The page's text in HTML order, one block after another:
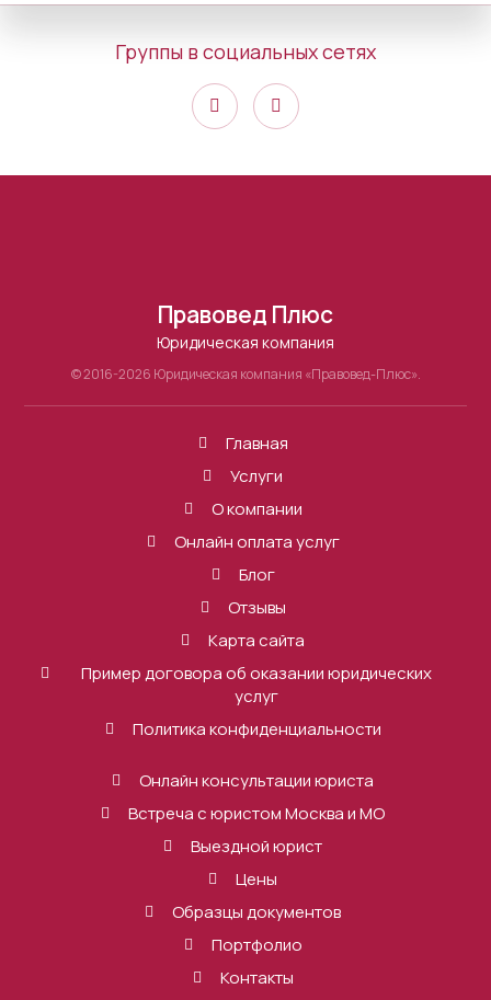
Группы в социальных сетях
Правовед Плюс
Юридическая компания
© 2016-2026 Юридическая компания «Правовед-Плюс».
Главная
Услуги
О компании
Онлайн оплата услуг
Блог
Отзывы
Карта сайта
Пример договора об оказании юридических
услуг
Политика конфиденциальности
Онлайн консультации юриста
Встреча с юристом Москва и МО
Выездной юрист
Цены
Образцы документов
Портфолио
Контакты